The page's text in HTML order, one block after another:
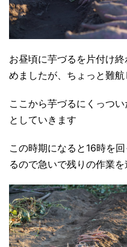
お昼頃に芋づるを片付け
めましたが、ちょっと難
ここから芋づるにくっつ
としていきます
この時期になると16時を
るので急いで残りの作業を